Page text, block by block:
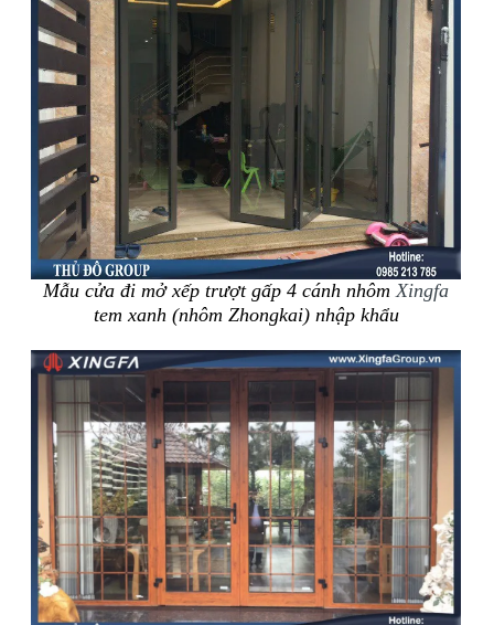
Mẫu cửa đi mở xếp trượt gấp 4 cánh nhôm Xingfa
tem xanh (nhôm Zhongkai) nhập khẩu